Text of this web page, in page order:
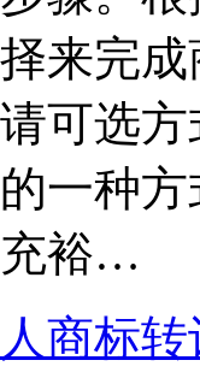
来完
可选
一种
充裕…
商标